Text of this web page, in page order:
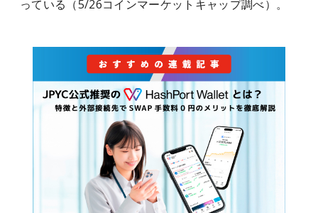
っている（5/26コインマーケットキャップ調べ）。